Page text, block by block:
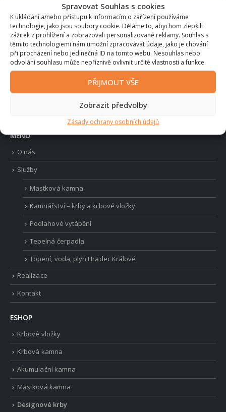
Spravovat Souhlas s cookies
K ukládání a/nebo přístupu k informacím o zařízení používáme
technologie, jako jsou soubory cookie. Děláme to, abychom zlepšili
zážitek z prohlížení a zobrazovali personalizované reklamy. Souhlas s
těmito technologiemi nám umožní zpracovávat údaje, jako je chování
při procházení nebo jedinečná ID na tomto webu. Nesouhlas nebo
odvolání souhlasu může nepříznivě ovlivnit určité vlastnosti a funkce.
PŘIJMOUT VŠE
Zobrazit předvolby
Zásady ochrany osobních údajů
Průmyslová 1200/4a,
Hradec Králové 500 02
TELEFON:
+420 736 171 245
EMAIL:
info@akrby.cz
PRACOVNÍ DOBA:
MENU
O nás
Služby
Mastková kamna
Kamnářství – krby a krbové vložky
Podlahové vytápění
Tepelná čerpadla
Topení, voda, plyn Hradec Králové
Realizace
Kontakt
ESHOP
Krbové vložky
Krbová kamna
Akumulační kamna
Mastková kamna
Designové krby